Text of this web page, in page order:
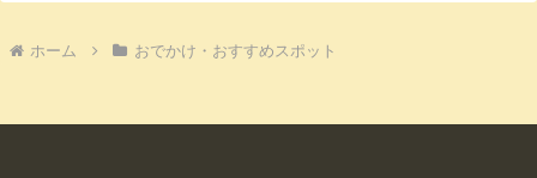
ホーム おでかけ・おすすめスポット